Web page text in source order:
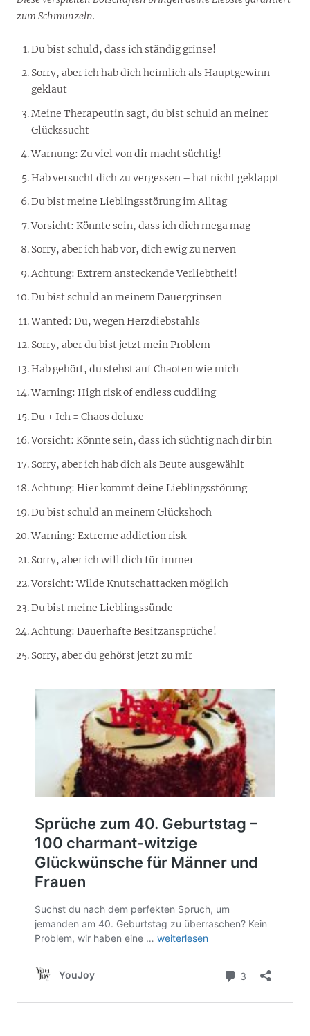
zum Schmunzeln.
Du bist schuld, dass ich ständig grinse!
Sorry, aber ich hab dich heimlich als Hauptgewinn
geklaut
Meine Therapeutin sagt, du bist schuld an meiner
Glückssucht
Warnung: Zu viel von dir macht süchtig!
Hab versucht dich zu vergessen – hat nicht geklappt
Du bist meine Lieblingsstörung im Alltag
Vorsicht: Könnte sein, dass ich dich mega mag
Sorry, aber ich hab vor, dich ewig zu nerven
Achtung: Extrem ansteckende Verliebtheit!
Du bist schuld an meinem Dauergrinsen
Wanted: Du, wegen Herzdiebstahls
Sorry, aber du bist jetzt mein Problem
Hab gehört, du stehst auf Chaoten wie mich
Warning: High risk of endless cuddling
Du + Ich = Chaos deluxe
Vorsicht: Könnte sein, dass ich süchtig nach dir bin
Sorry, aber ich hab dich als Beute ausgewählt
Achtung: Hier kommt deine Lieblingsstörung
Du bist schuld an meinem Glückshoch
Warning: Extreme addiction risk
Sorry, aber ich will dich für immer
Vorsicht: Wilde Knutschattacken möglich
Du bist meine Lieblingssünde
Achtung: Dauerhafte Besitzansprüche!
Sorry, aber du gehörst jetzt zu mir